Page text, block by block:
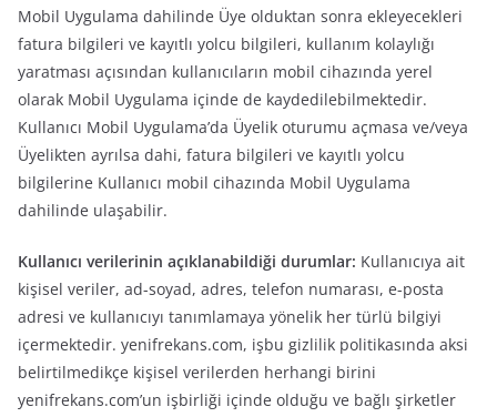
Mobil Uygulama dahilinde Üye olduktan sonra ekleyecekleri
fatura bilgileri ve kayıtlı yolcu bilgileri, kullanım kolaylığı
yaratması açısından kullanıcıların mobil cihazında yerel
olarak Mobil Uygulama içinde de kaydedilebilmektedir.
Kullanıcı Mobil Uygulama’da Üyelik oturumu açmasa ve/veya
Üyelikten ayrılsa dahi, fatura bilgileri ve kayıtlı yolcu
bilgilerine Kullanıcı mobil cihazında Mobil Uygulama
dahilinde ulaşabilir.
Kullanıcı verilerinin açıklanabildiği durumlar: Kullanıcıya ait
kişisel veriler, ad-soyad, adres, telefon numarası, e-posta
adresi ve kullanıcıyı tanımlamaya yönelik her türlü bilgiyi
içermektedir. yenifrekans.com, işbu gizlilik politikasında aksi
belirtilmedikçe kişisel verilerden herhangi birini
yenifrekans.com’un işbirliği içinde olduğu ve bağlı şirketler